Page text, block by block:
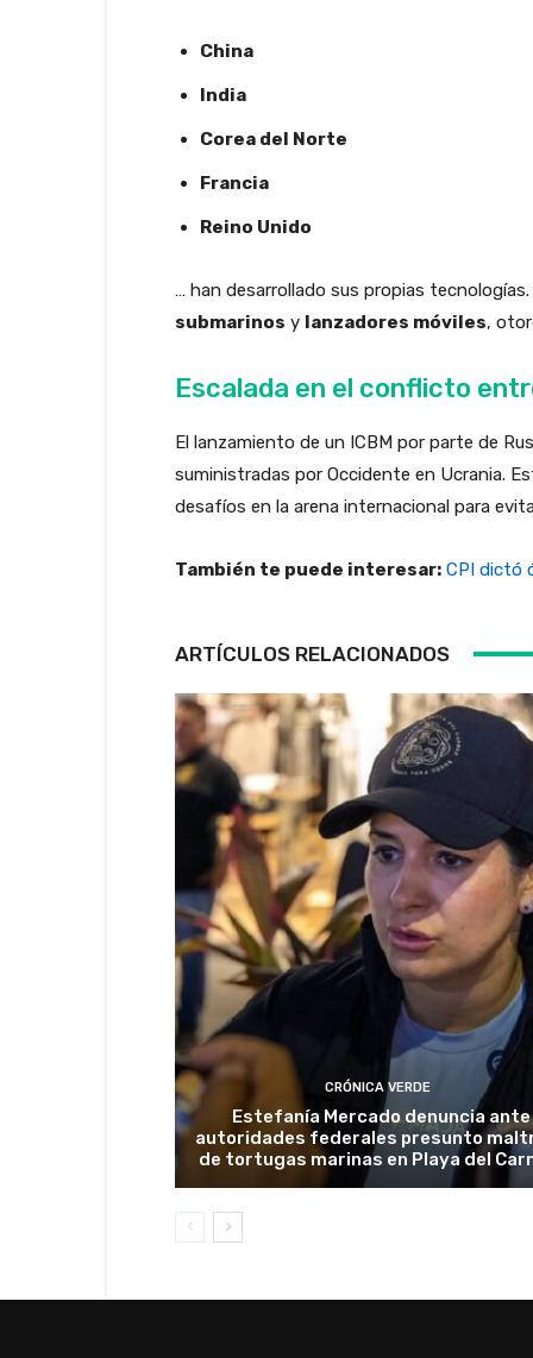
China
India
Corea del Norte
Francia
Reino Unido
… han desarrollado sus propias
submarinos y lanzadores móviles,
Escalada en el conflicto
El lanzamiento de un ICBM por parte de
suministradas por Occidente en Ucrania.
desafíos en la arena internacional para
También te puede interesar: CPI dictó
ARTÍCULOS RELACIONADOS
CRÓNICA VERDE
Estefanía Mercado denuncia ante
autoridades federales presunto
de tortugas marinas en Playa del